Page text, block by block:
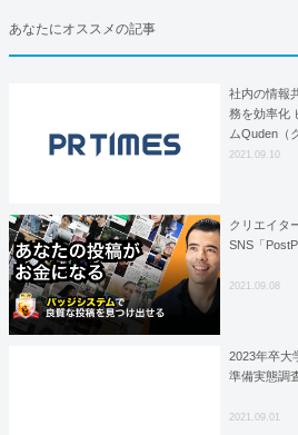
あなたにオススメの記事
社内の情報
務を効率化
ムQuden（
2021.09.10
クリエイタ
SNS「
2021.09.08
2023年卒大
準備実態調
2021.09.01